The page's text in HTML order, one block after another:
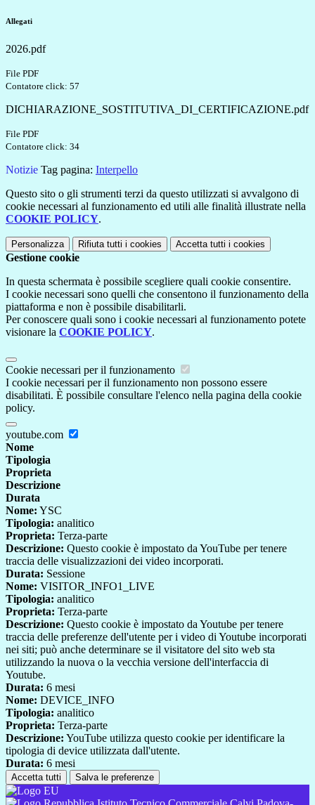
Allegati
2026.pdf
File PDF
Contatore click: 57
DICHIARAZIONE_SOSTITUTIVA_DI_CERTIFICAZIONE.pdf
File PDF
Contatore click: 34
Notizie Tag pagina: Interpello
Questo sito o gli strumenti terzi da questo utilizzati si avvalgono di
cookie necessari al funzionamento ed utili alle finalità illustrate nella
COOKIE POLICY.
Personalizza Rifiuta tutti i cookies Accetta tutti i cookies
Gestione cookie
In questa schermata è possibile scegliere quali cookie consentire.
I cookie necessari sono quelli che consentono il funzionamento della
piattaforma e non è possibile disabilitarli.
Per conoscere quali sono i cookie necessari al funzionamento potete
visionare la COOKIE POLICY.
Cookie necessari per il funzionamento
I cookie necessari per il funzionamento non possono essere
disabilitati. È possibile consultare l'elenco nella pagina della cookie
policy.
youtube.com
Nome
Tipologia
Proprieta
Descrizione
Durata
Nome: YSC
Tipologia: analitico
Proprieta: Terza-parte
Descrizione: Questo cookie è impostato da YouTube per tenere
traccia delle visualizzazioni dei video incorporati.
Durata: Sessione
Nome: VISITOR_INFO1_LIVE
Tipologia: analitico
Proprieta: Terza-parte
Descrizione: Questo cookie è impostato da Youtube per tenere
traccia delle preferenze dell'utente per i video di Youtube incorporati
nei siti; può anche determinare se il visitatore del sito web sta
utilizzando la nuova o la vecchia versione dell'interfaccia di
Youtube.
Durata: 6 mesi
Nome: DEVICE_INFO
Tipologia: analitico
Proprieta: Terza-parte
Descrizione: YouTube utilizza questo cookie per identificare la
tipologia di device utilizzata dall'utente.
Durata: 6 mesi
Accetta tutti Salva le preferenze